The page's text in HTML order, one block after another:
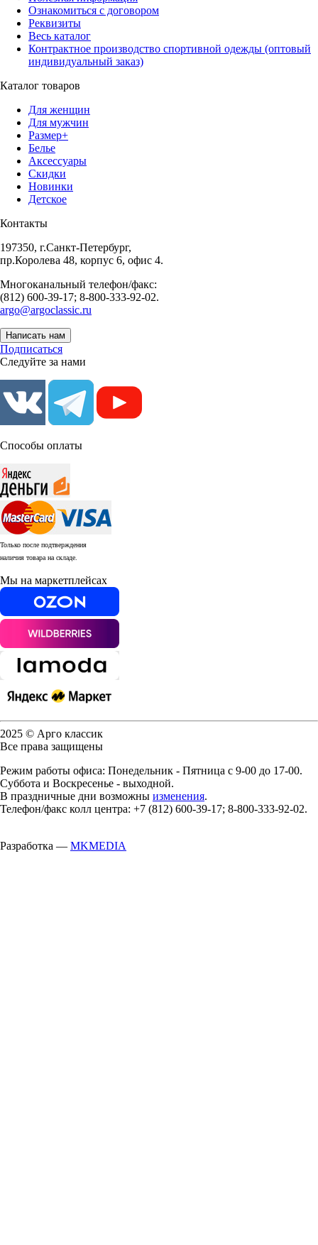
Ознакомиться с договором
Реквизиты
Весь каталог
Контрактное производство спортивной одежды (оптовый
индивидуальный заказ)
Каталог товаров
Для женщин
Для мужчин
Размер+
Белье
Аксессуары
Скидки
Новинки
Детское
Контакты
197350, г.Санкт-Петербург,
пр.Королева 48, корпус 6, офис 4.
Многоканальный телефон/факс:
(812) 600-39-17; 8-800-333-92-02.
argo@argoclassic.ru
Написать нам
Подписаться
Следуйте за нами
Способы оплаты
Только после подтверждения
наличия товара на складе.
Мы на маркетплейсах
2025 © Арго классик
Все права защищены
Режим работы офиса: Понедельник - Пятница с 9-00 до 17-00.
Суббота и Воскресенье - выходной.
В праздничные дни возможны изменения.
Телефон/факс колл центра: +7 (812) 600-39-17; 8-800-333-92-02.
Разработка — MKMEDIA